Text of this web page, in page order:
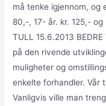
må tenke igjennom, og
80,-, 17- år. kr. 125,-
TULL 15.6.2013
på den rivende
muligheter og
enkelte forhandler. Vår
Vanligvis ville man